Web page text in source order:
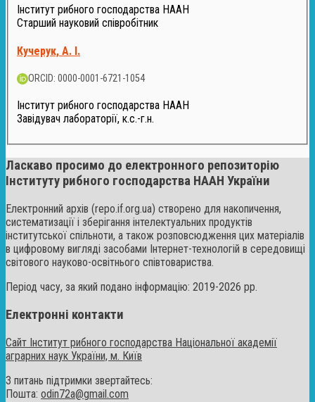
Інститут рибного господарства НААН
Старший науковий співробітник
Кучерук, А. І.
ORCID: 0000-0001-6721-1054
Інститут рибного господарства НААН
Завідувач лабораторії, к.с.-г.н.
Ласкаво просимо до електронного репозиторію
Інституту рибного господарства НААН України
Електронний архів (repo.if.org.ua) створено для накопичення,
систематизації і зберігання інтелектуальних продуктів
інститутської спільноти, а також розповсюдження цих матеріалів
в цифровому вигляді засобами Інтернет-технологій в середовищі
світового науково-освітнього співтовариства.
Період часу, за який подано інформацію: 2019-2026 рр.
Електронні контакти
Сайт Інститут рибного господарства Національної академії
аграрних наук України, м. Київ
З питань підтримки звертайтесь:
Пошта: odin72a@gmail.com